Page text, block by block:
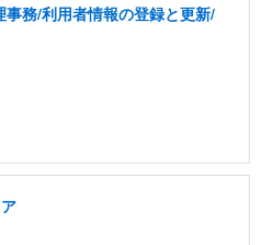
務/利用者情報の登録と更新/